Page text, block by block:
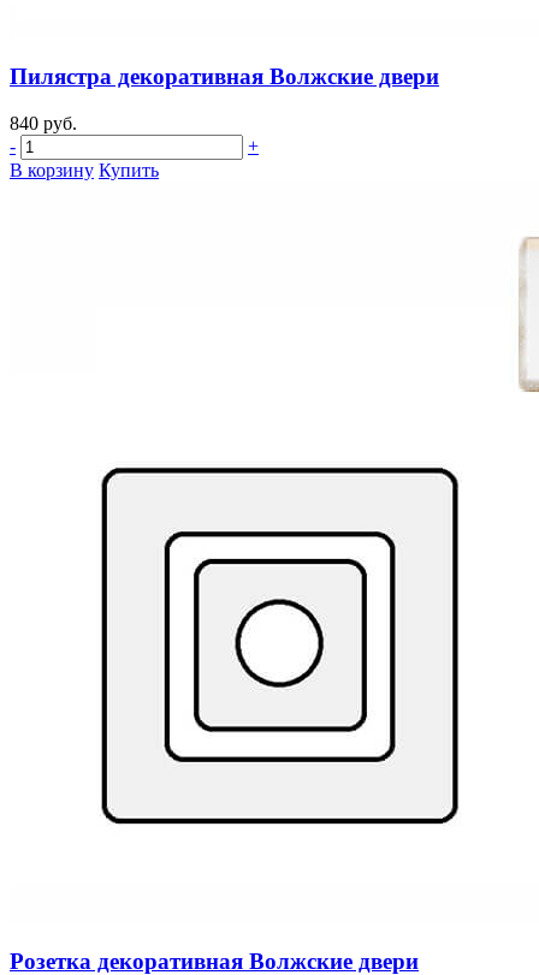
Пилястра декоративная Волжские двери
840 руб.
-
+
В корзину Купить
Розетка декоративная Волжские двери